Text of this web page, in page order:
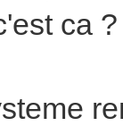
ca ?